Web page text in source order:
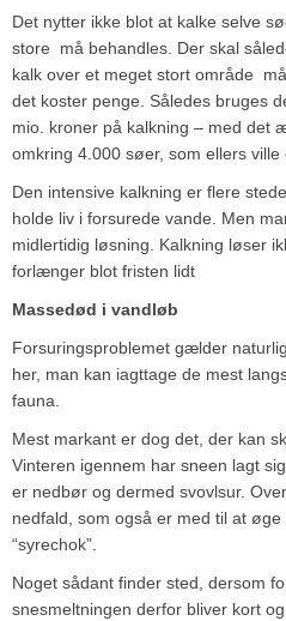
Det nytter ikke blot at kalke selve
store ­ må behandles. Der skal
kalk over et meget stort område
det koster penge. Således bruges
mio. kroner på kalkning – med det
omkring 4.000 søer, som ellers ville
Den intensive kalkning er flere
holde liv i forsurede vande. Men
midlertidig løsning. Kalkning løser
forlænger blot fristen lidt
Massedød i vandløb
Forsuringsproblemet gælder
her, man kan iagttage de mest
fauna.
Mest markant er dog det, der kan
Vinteren igennem har sneen lagt
er nedbør og dermed svovlsur.
nedfald, som også er med til at
“syrechok”.
Noget sådant finder sted, dersom
snesmeltningen derfor bliver kort